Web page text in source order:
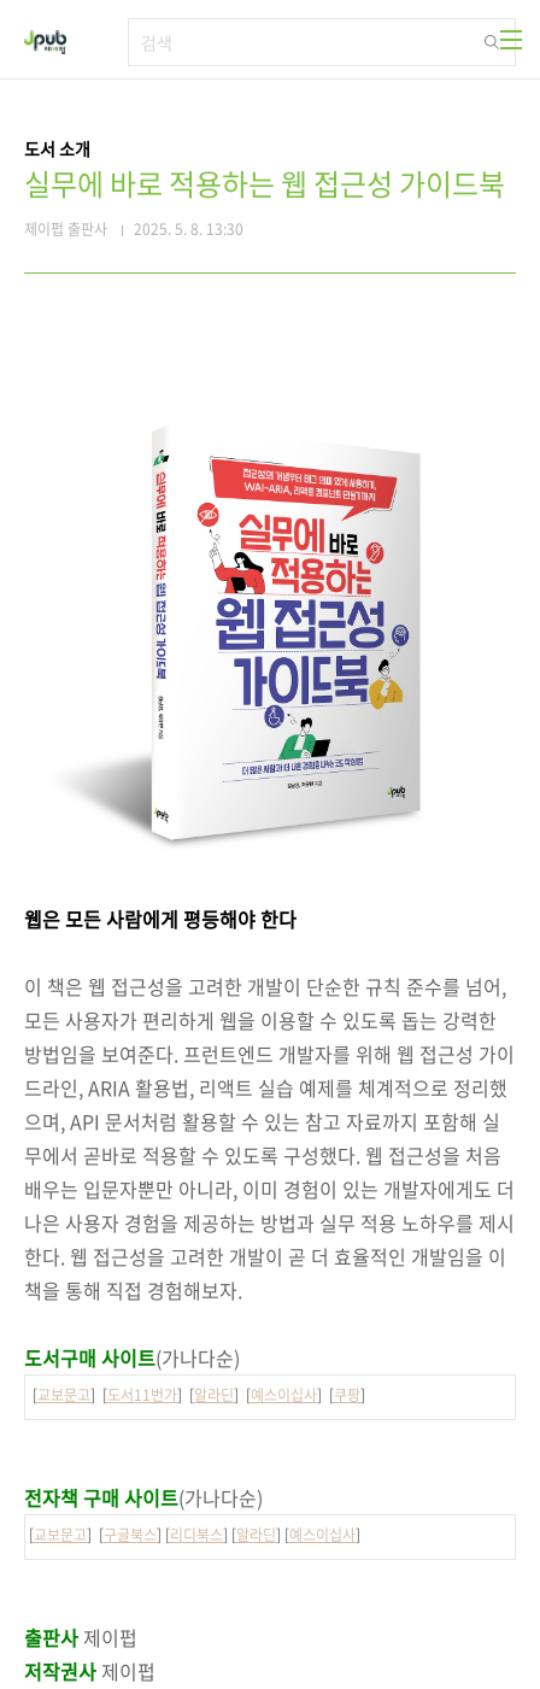
도서 소개
실무에 바로 적용하는 웹 접근성 가이드북
제이펍 출판사 2025. 5. 8. 13:30
웹은 모든 사람에게 평등해야 한다
이 책은 웹 접근성을 고려한 개발이 단순한 규칙 준수를 넘어,
모든 사용자가 편리하게 웹을 이용할 수 있도록 돕는 강력한
방법임을 보여준다. 프런트엔드 개발자를 위해 웹 접근성 가이
드라인, ARIA 활용법, 리액트 실습 예제를 체계적으로 정리했
으며, API 문서처럼 활용할 수 있는 참고 자료까지 포함해 실
무에서 곧바로 적용할 수 있도록 구성했다. 웹 접근성을 처음
배우는 입문자뿐만 아니라, 이미 경험이 있는 개발자에게도 더
나은 사용자 경험을 제공하는 방법과 실무 적용 노하우를 제시
한다. 웹 접근성을 고려한 개발이 곧 더 효율적인 개발임을 이
책을 통해 직접 경험해보자.
도서구매 사이트(가나다순)
[교보문고] [도서11번가] [알라딘] [예스이십사] [쿠팡]
전자책 구매 사이트(가나다순)
[교보문고] [구글북스] [리디북스] [알라딘] [예스이십사]
출판사 제이펍
저작권사 제이펍